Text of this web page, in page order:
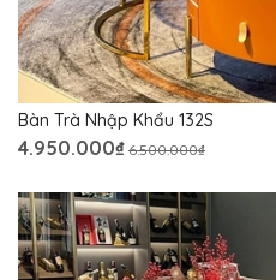
Bàn Trà Nhập Khẩu 132S
4.950.000₫ 6.500.000₫